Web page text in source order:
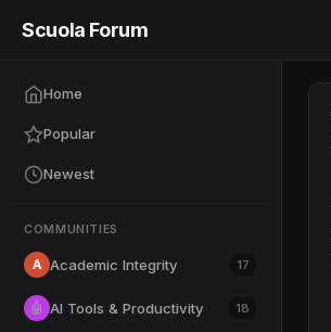
Scuola Forum
Home
Popular
Newest
COMMUNITIES
A Academic Integrity 17
🤖 AI Tools & Productivity 18